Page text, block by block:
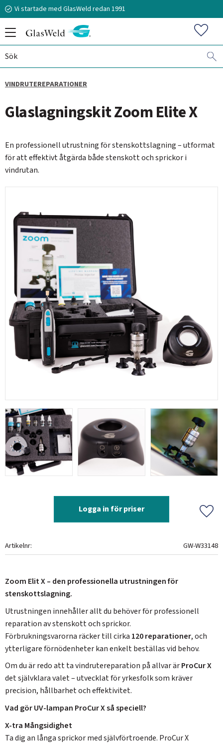
Vi startade med GlasWeld redan 1991
VINDRUTEREPARATIONER
Glaslagningskit Zoom Elite X
En professionell utrustning för stenskottslagning – utformat
för att effektivt åtgärda både stenskott och sprickor i
vindrutan.
Logga in för priser
Artikelnr GW-W33148
Zoom Elit X – den professionella utrustningen för
stenskottslagning.
Utrustningen innehåller allt du behöver för professionell
reparation av stenskott och sprickor.
Förbrukningsvarorna räcker till cirka 120 reparationer, och
ytterligare förnödenheter kan enkelt beställas vid behov.
Om du är redo att ta vindrute­reparation på allvar ärProCur X
det självklara valet – utvecklat för yrkesfolk som kräver
precision, hållbarhet och effektivitet.
Vad gör UV-lampan ProCur X så speciell?
X-tra Mångsidighet
Ta dig an långa sprickor med självförtroende. ProCur X
070-394 51 12